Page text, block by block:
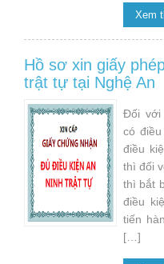
Xem
Hồ sơ xin giấy
trật tự tại Nghệ An
Đối với
có
điều
thì đối
thì bắt
điều
tiến
[…]